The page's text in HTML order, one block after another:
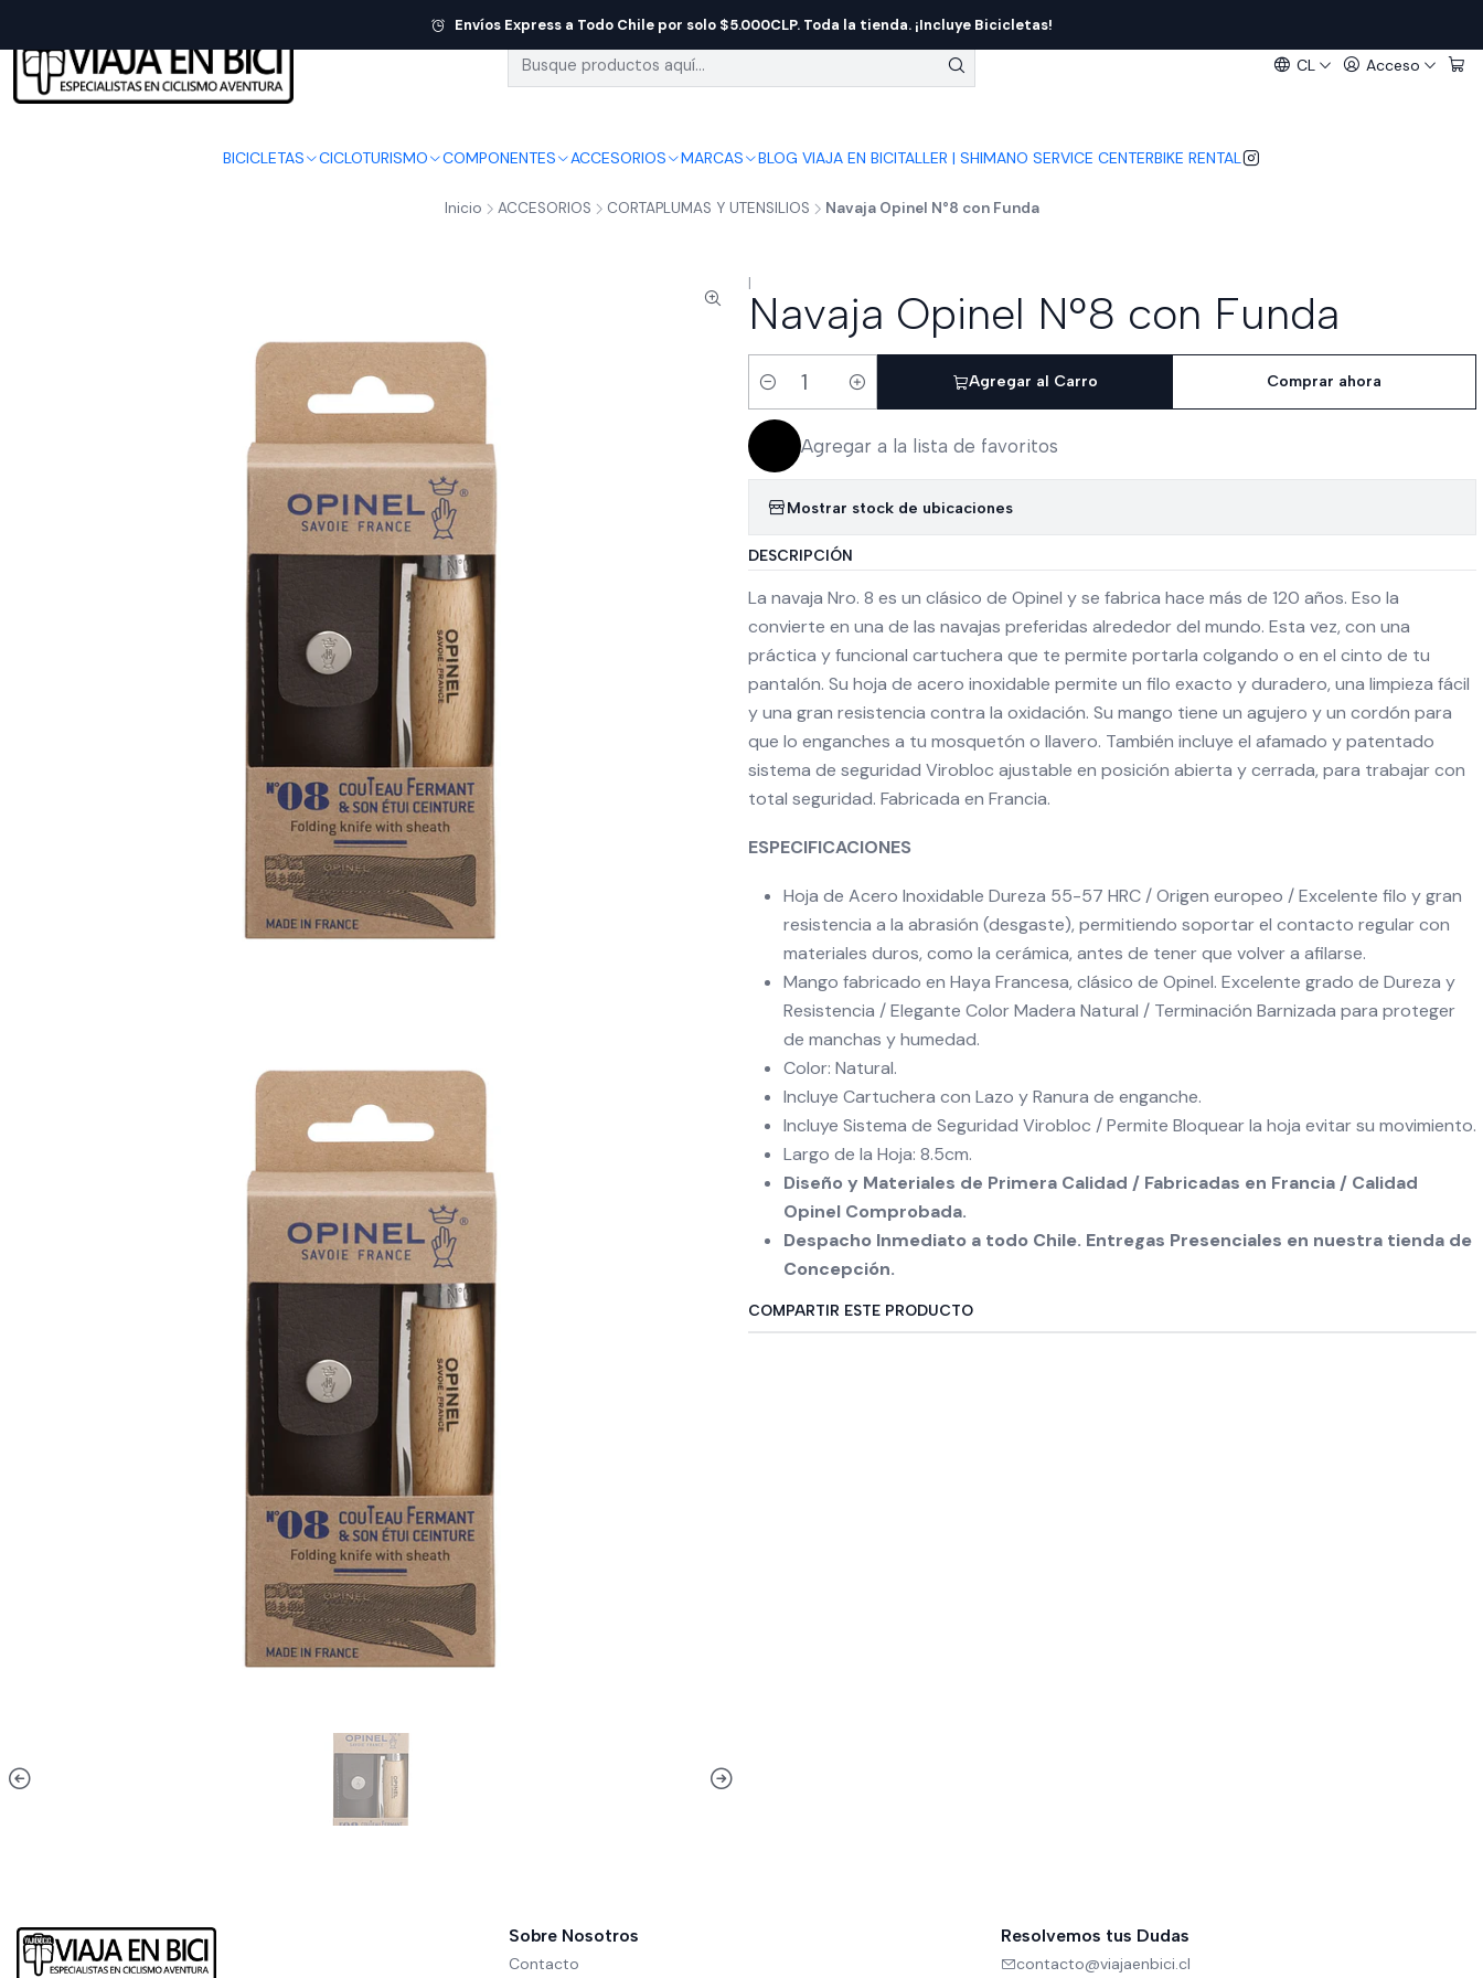
CL Acceso
BICICLETAS CICLOTURISMO COMPONENTES ACCESORIOS MARCAS BLOG VIAJA EN BICITALLER | SHIMANO SERVICE CENTERBIKE RENTAL
Envíos Express a Todo Chile por solo $5.000CLP. Toda la tienda. ¡Incluye Bicicletas!
Inicio ACCESORIOS CORTAPLUMAS Y UTENSILIOS Navaja Opinel N°8 con Funda
|
Navaja Opinel N°8 con Funda
Cantidad
Agregar al Carro Comprar ahora
Agregar a la lista de favoritos
Mostrar stock de ubicaciones
DESCRIPCIÓN
La navaja Nro. 8 es un clásico de Opinel y se fabrica hace más de 120 años. Eso la
convierte en una de las navajas preferidas alrededor del mundo. Esta vez, con una
práctica y funcional cartuchera que te permite portarla colgando o en el cinto de tu
pantalón. Su hoja de acero inoxidable permite un filo exacto y duradero, una limpieza fácil
y una gran resistencia contra la oxidación. Su mango tiene un agujero y un cordón para
que lo enganches a tu mosquetón o llavero. También incluye el afamado y patentado
sistema de seguridad Virobloc ajustable en posición abierta y cerrada, para trabajar con
total seguridad. Fabricada en Francia.
ESPECIFICACIONES
Hoja de Acero Inoxidable Dureza 55-57 HRC / Origen europeo / Excelente filo y gran
resistencia a la abrasión (desgaste), permitiendo soportar el contacto regular con
materiales duros, como la cerámica, antes de tener que volver a afilarse.
Mango fabricado en Haya Francesa, clásico de Opinel. Excelente grado de Dureza y
Resistencia / Elegante Color Madera Natural / Terminación Barnizada para proteger
de manchas y humedad.
Color: Natural.
Incluye Cartuchera con Lazo y Ranura de enganche.
Incluye Sistema de Seguridad Virobloc / Permite Bloquear la hoja evitar su movimiento.
Largo de la Hoja: 8.5cm.
Diseño y Materiales de Primera Calidad / Fabricadas en Francia / Calidad
Opinel Comprobada.
Despacho Inmediato a todo Chile. Entregas Presenciales en nuestra tienda de
Concepción.
COMPARTIR ESTE PRODUCTO
Sobre Nosotros
Contacto
Resolvemos tus Dudas
contacto@viajaenbici.cl